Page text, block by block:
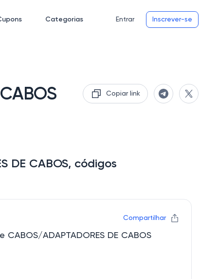
Categorias Entrar Inscrever-se
Copiar link
DE CABOS, códigos
Compartilhar
CABOS/ADAPTADORES DE CABOS